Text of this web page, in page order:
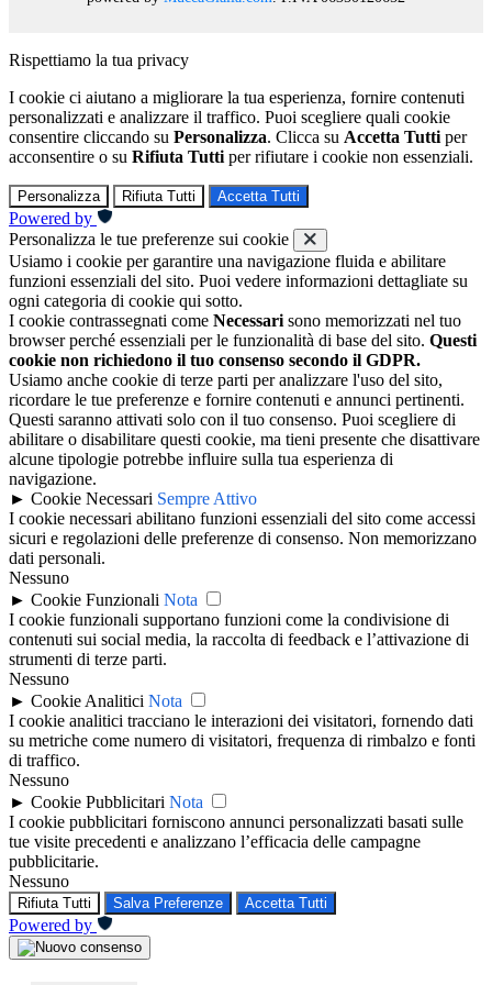
Rispettiamo la tua privacy
I cookie ci aiutano a migliorare la tua esperienza, fornire contenuti
personalizzati e analizzare il traffico. Puoi scegliere quali cookie
consentire cliccando su Personalizza. Clicca su Accetta Tutti per
acconsentire o su Rifiuta Tutti per rifiutare i cookie non essenziali.
Personalizza Rifiuta Tutti Accetta Tutti
Powered by
Personalizza le tue preferenze sui cookie
Usiamo i cookie per garantire una navigazione fluida e abilitare
funzioni essenziali del sito. Puoi vedere informazioni dettagliate su
ogni categoria di cookie qui sotto.
I cookie contrassegnati come Necessari sono memorizzati nel tuo
browser perché essenziali per le funzionalità di base del sito. Questi
cookie non richiedono il tuo consenso secondo il GDPR.
Usiamo anche cookie di terze parti per analizzare l'uso del sito,
ricordare le tue preferenze e fornire contenuti e annunci pertinenti.
Questi saranno attivati solo con il tuo consenso. Puoi scegliere di
abilitare o disabilitare questi cookie, ma tieni presente che disattivare
alcune tipologie potrebbe influire sulla tua esperienza di
navigazione.
► Cookie Necessari Sempre Attivo
I cookie necessari abilitano funzioni essenziali del sito come accessi
sicuri e regolazioni delle preferenze di consenso. Non memorizzano
dati personali.
Nessuno
► Cookie Funzionali Nota
I cookie funzionali supportano funzioni come la condivisione di
contenuti sui social media, la raccolta di feedback e l’attivazione di
strumenti di terze parti.
Nessuno
► Cookie Analitici Nota
I cookie analitici tracciano le interazioni dei visitatori, fornendo dati
su metriche come numero di visitatori, frequenza di rimbalzo e fonti
di traffico.
Nessuno
► Cookie Pubblicitari Nota
I cookie pubblicitari forniscono annunci personalizzati basati sulle
tue visite precedenti e analizzano l’efficacia delle campagne
pubblicitarie.
Nessuno
Rifiuta Tutti Salva Preferenze Accetta Tutti
Powered by